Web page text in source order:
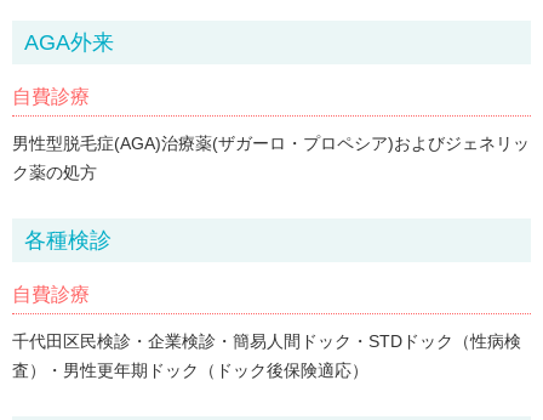
AGA外来
自費診療
男性型脱毛症(AGA)治療薬(ザガーロ・プロペシア)およびジェネリッ
ク薬の処方
各種検診
自費診療
千代田区民検診・企業検診・簡易人間ドック・STDドック（性病検
査）・男性更年期ドック（ドック後保険適応）